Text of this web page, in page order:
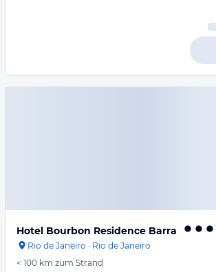
Hotel Bourbon Residence Barra
Rio de Janeiro · Rio de Janeiro
< 100 km zum Strand